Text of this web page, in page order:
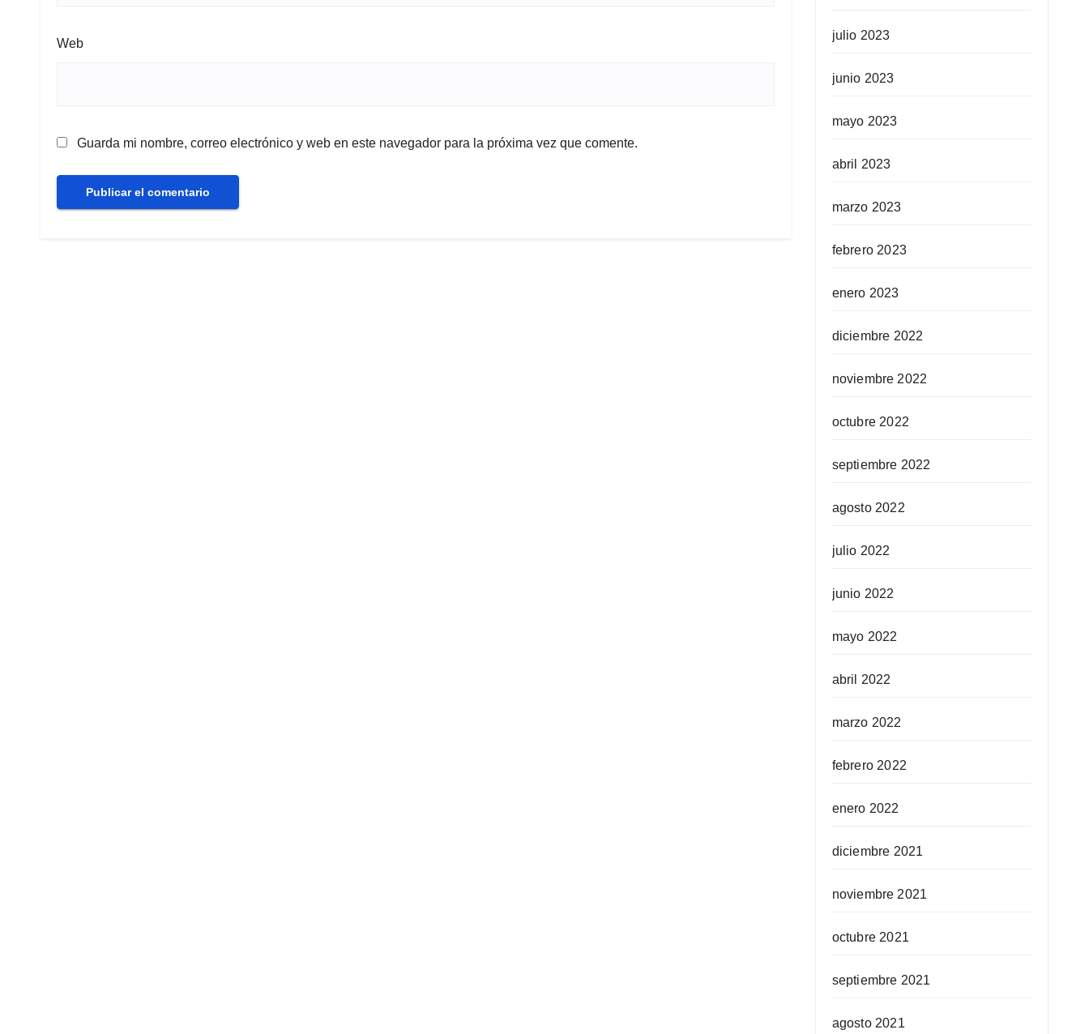
Web
Guarda mi nombre, correo electrónico y web en este navegador para la próxima vez que comente.
julio 2023
junio 2023
mayo 2023
abril 2023
marzo 2023
febrero 2023
enero 2023
diciembre 2022
noviembre 2022
octubre 2022
septiembre 2022
agosto 2022
julio 2022
junio 2022
mayo 2022
abril 2022
marzo 2022
febrero 2022
enero 2022
diciembre 2021
noviembre 2021
octubre 2021
septiembre 2021
agosto 2021